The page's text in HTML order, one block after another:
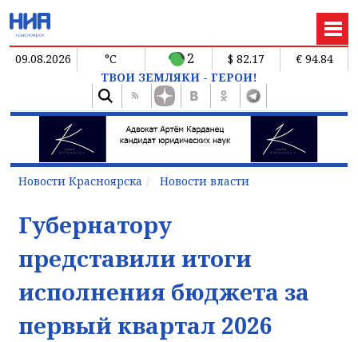
09.08.2026 °C 2 $ 82.17
€ 94.84
ТВОИ ЗЕМЛЯКИ - ГЕРОИ!
Новости Красноярска Новости власти
Губернатору
представили итоги
исполнения бюджета за
первый квартал 2026